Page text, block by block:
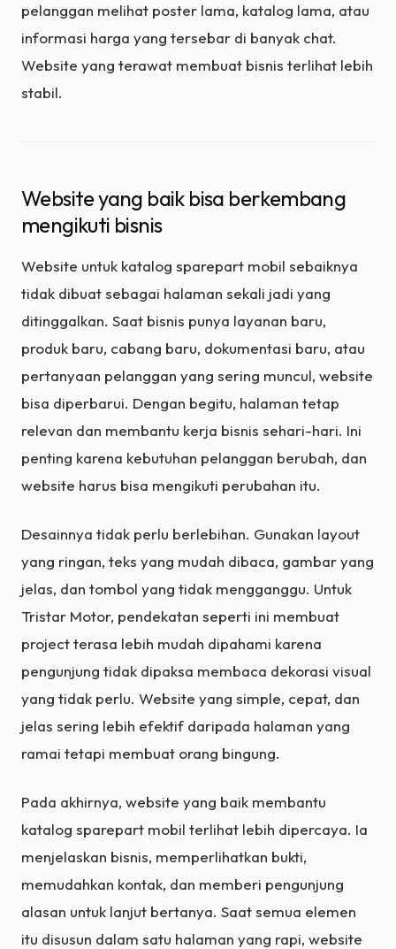
pelanggan melihat poster lama, katalog lama, atau
informasi harga yang tersebar di banyak chat.
Website yang terawat membuat bisnis terlihat lebih
stabil.
Website yang baik bisa berkembang
mengikuti bisnis
Website untuk katalog sparepart mobil sebaiknya
tidak dibuat sebagai halaman sekali jadi yang
ditinggalkan. Saat bisnis punya layanan baru,
produk baru, cabang baru, dokumentasi baru, atau
pertanyaan pelanggan yang sering muncul, website
bisa diperbarui. Dengan begitu, halaman tetap
relevan dan membantu kerja bisnis sehari-hari. Ini
penting karena kebutuhan pelanggan berubah, dan
website harus bisa mengikuti perubahan itu.
Desainnya tidak perlu berlebihan. Gunakan layout
yang ringan, teks yang mudah dibaca, gambar yang
jelas, dan tombol yang tidak mengganggu. Untuk
Tristar Motor, pendekatan seperti ini membuat
project terasa lebih mudah dipahami karena
pengunjung tidak dipaksa membaca dekorasi visual
yang tidak perlu. Website yang simple, cepat, dan
jelas sering lebih efektif daripada halaman yang
ramai tetapi membuat orang bingung.
Pada akhirnya, website yang baik membantu
katalog sparepart mobil terlihat lebih dipercaya. Ia
menjelaskan bisnis, memperlihatkan bukti,
memudahkan kontak, dan memberi pengunjung
alasan untuk lanjut bertanya. Saat semua elemen
itu disusun dalam satu halaman yang rapi, website